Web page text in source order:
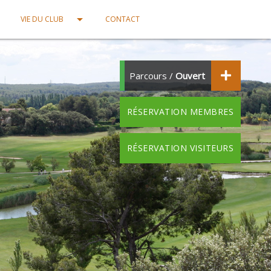
VIE DU CLUB arrow_drop_down CONTACT
Parcours / Ouvert
RÉSERVATION MEMBRES
RÉSERVATION VISITEURS